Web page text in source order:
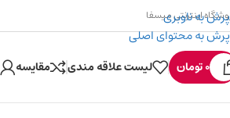
پرش به ناوبری
پرش به محتوای اصلی
۳۰۰ میسکوین (۳۰ هزار تومن) هدیه خرید اول
اینترنتی میسفا
0تومان لیست علاقه مندی مقایسه